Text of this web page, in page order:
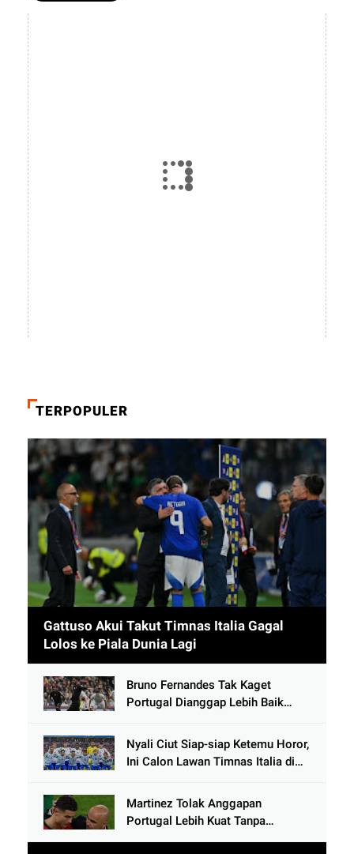
TERPOPULER
Gattuso Akui Takut Timnas Italia Gagal
Lolos ke Piala Dunia Lagi
Bruno Fernandes Tak Kaget
Portugal Dianggap Lebih Baik
Cetak 9 Gol
Nyali Ciut Siap-siap Ketemu Horor,
Ini Calon Lawan Timnas Italia di
Martinez Tolak Anggapan
Portugal Lebih Kuat Tanpa